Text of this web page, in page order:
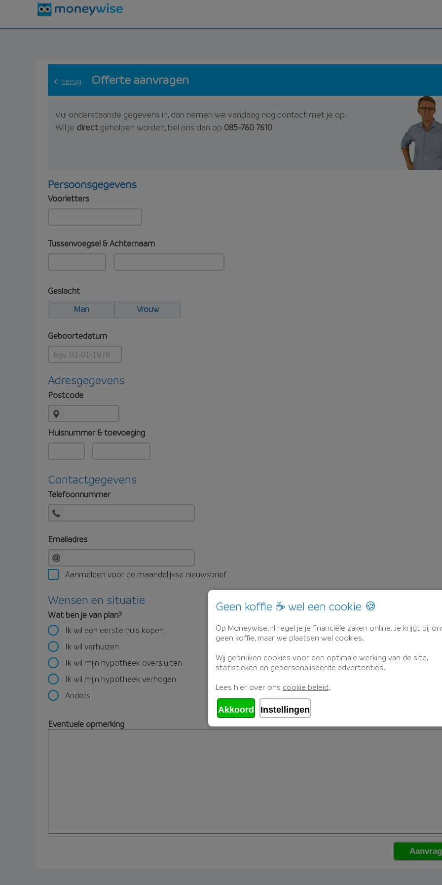
terug Offerte aanvragen
Vul onderstaande gegevens in, dan nemen we vandaag nog contact met je op.
Wil je directgeholpen worden, bel ons dan op 085-760 7610
Persoonsgegevens
Voorletters
Tussenvoegsel & Achternaam
Geslacht
Man
Vrouw
Geboortedatum
Adresgegevens
Postcode
Huisnummer & toevoeging
Contactgegevens
Telefoonnummer
Emailadres
Aanmelden voor de maandelijkse nieuwsbrief
Wensen en situatie
Wat ben je van plan?
Ik wil een eerste huis kopen
Ik wil verhuizen
Ik wil mijn hypotheek oversluiten
Ik wil mijn hypotheek verhogen
Anders
Eventuele opmerking
Geen koffie ☕ wel een cookie 🍪
Op Moneywise.nl regel je je financiële zaken online. Je krijgt bij
geen koffie, maar we plaatsen wel cookies.
Wij gebruiken cookies voor een optimale werking van de site,
statistieken en gepersonaliseerde advertenties.
Lees hier over ons cookie beleid.
Akkoord Instellingen